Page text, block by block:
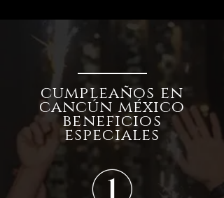
cumpleaños en
cancún méxico
beneficios
especiales